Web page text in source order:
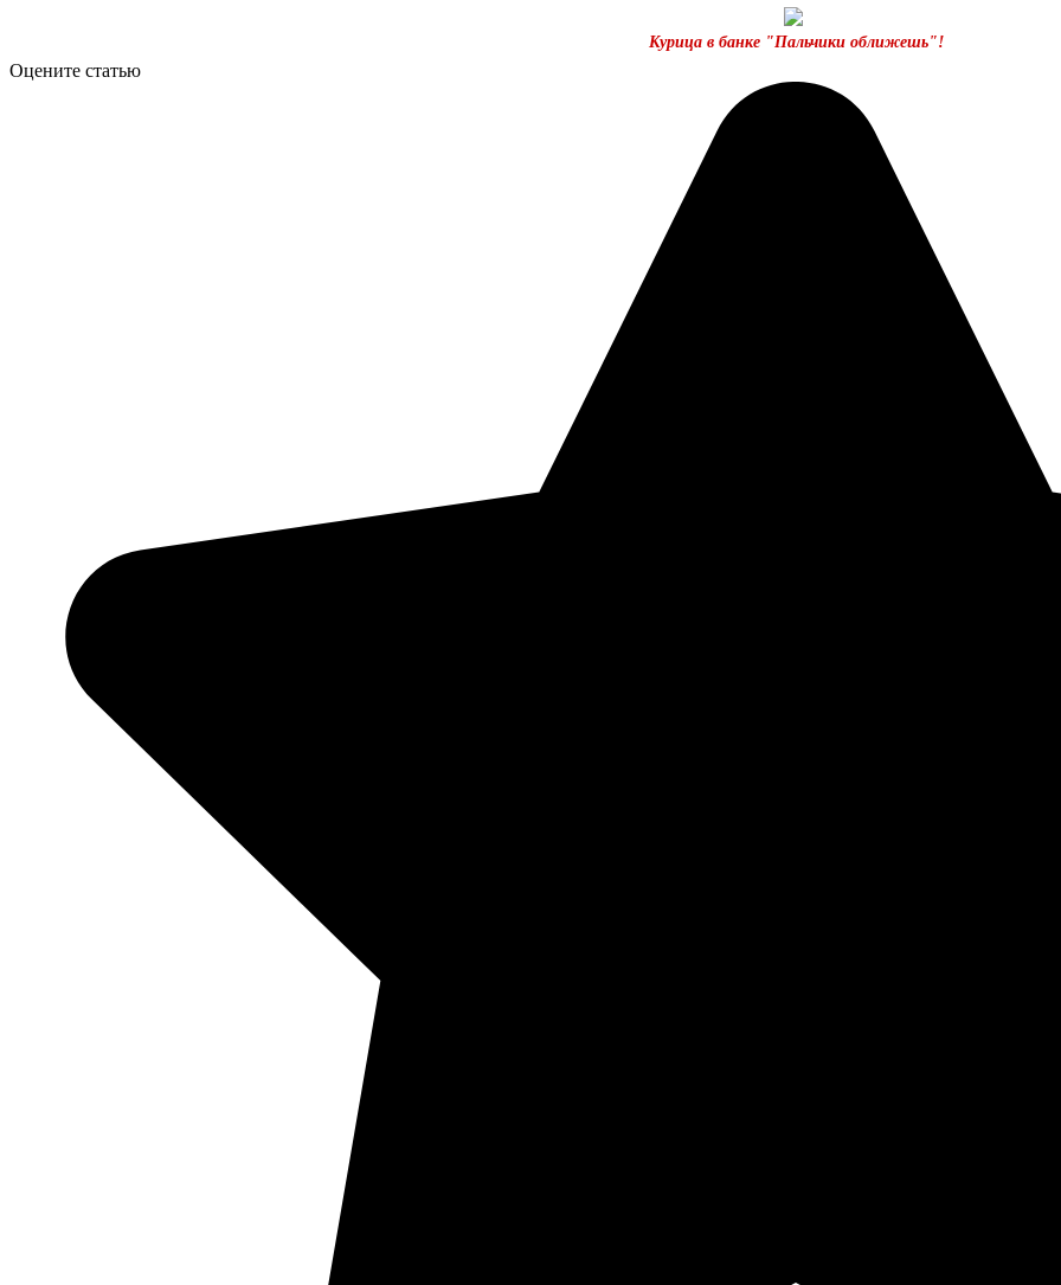
Курица в банке "Пальчики оближешь"!
Оцените статью